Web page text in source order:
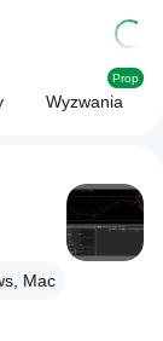
Wyzwania
Prop
Mac